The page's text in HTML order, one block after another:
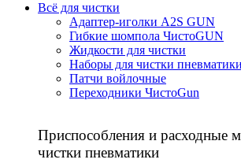
Всё для чистки
Адаптер-иголки A2S GUN
Гибкие шомпола ЧистоGUN
Жидкости для чистки
Наборы для чистки пневматики
Патчи войлочные
Переходники ЧистоGun
Приспособления и расходные
чистки пневматики